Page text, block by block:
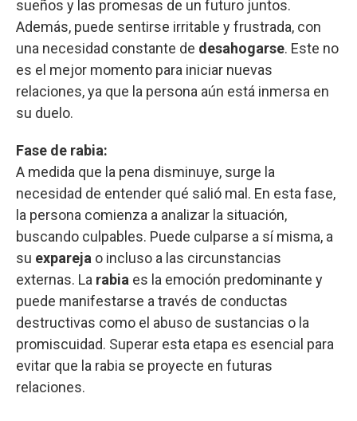
sueños y las promesas de un futuro juntos.
Además, puede sentirse irritable y frustrada, con
una necesidad constante de desahogarse. Este no
es el mejor momento para iniciar nuevas
relaciones, ya que la persona aún está inmersa en
su duelo.
Fase de rabia:
A medida que la pena disminuye, surge la
necesidad de entender qué salió mal. En esta fase,
la persona comienza a analizar la situación,
buscando culpables. Puede culparse a sí misma, a
su expareja o incluso a las circunstancias
externas. La rabia es la emoción predominante y
puede manifestarse a través de conductas
destructivas como el abuso de sustancias o la
promiscuidad. Superar esta etapa es esencial para
evitar que la rabia se proyecte en futuras
relaciones.